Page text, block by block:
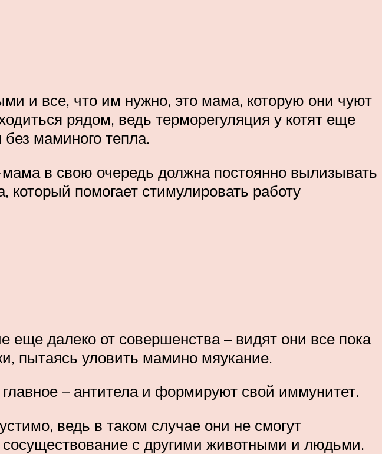
и все, что им нужно, это мама, которую они чуют
рядом, ведь терморегуляция у котят еще
маминого тепла.
в свою очередь должна постоянно вылизывать
помогает стимулировать работу
еще далеко от совершенства – видят они все пока
пытаясь уловить мамино мяукание.
– антитела и формируют свой иммунитет.
ведь в таком случае они не смогут
с другими животными и людьми.